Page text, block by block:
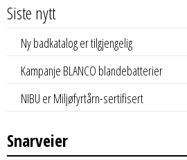
Siste nytt
Ny badkatalog er tilgjengelig
Kampanje BLANCO blandebatterier
NIBU er Miljøfyrtårn-sertifisert
Snarveier